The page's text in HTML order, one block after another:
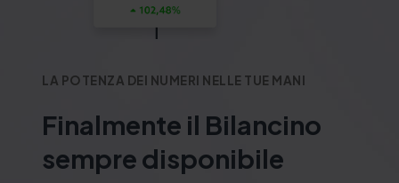
LA POTENZA DEI NUMERI NELLE TUE MANI
Finalmente il Bilancino
sempre disponibile